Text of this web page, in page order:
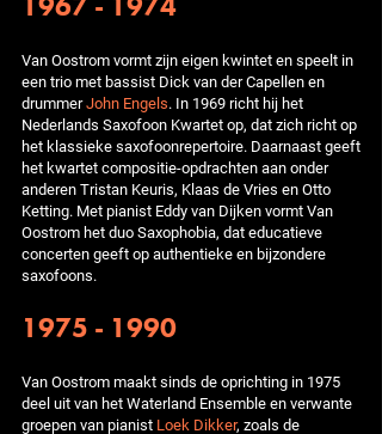
Van Oostrom vormt zijn eigen kwintet en speelt in
een trio met bassist Dick van der Capellen en
drummerJohn Engels. In 1969 richt hij het
Nederlands Saxofoon Kwartet op, dat zich richt op
het klassieke saxofoonrepertoire. Daarnaast geeft
het kwartet compositie-opdrachten aan onder
anderen Tristan Keuris, Klaas de Vries en Otto
Ketting. Met pianist Eddy van Dijken vormt Van
Oostrom het duo Saxophobia, dat educatieve
concerten geeft op authentieke en bijzondere
saxofoons.
1975 - 1990
Van Oostrom maakt sinds de oprichting in 1975
deel uit van het Waterland Ensemble en verwante
groepen van pianist Loek Dikker, zoals de